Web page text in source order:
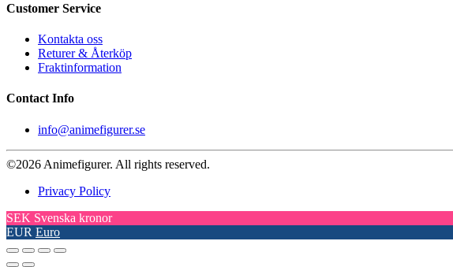
Customer Service
Kontakta oss
Returer & Återköp
Fraktinformation
Contact Info
info@animefigurer.se
©2026 Animefigurer. All rights reserved.
Privacy Policy
SEK Svenska kronor
EUR Euro